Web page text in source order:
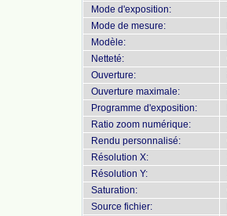
Mode d'exposition:
Mode de mesure:
Modèle:
Netteté:
Ouverture:
Ouverture maximale:
Programme d'exposition:
Ratio zoom numérique:
Rendu personnalisé:
Résolution X:
Résolution Y:
Saturation:
Source fichier: